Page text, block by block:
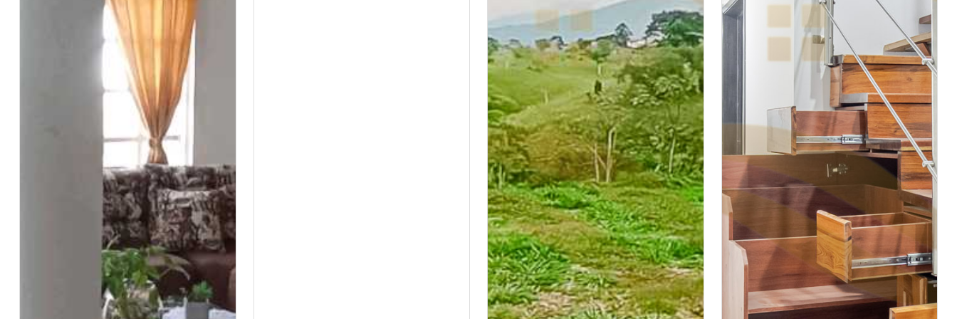
funcionalidad.otra gran ventaja de
este apartamento es que cuenta con
acceso garaje comunitario ( solo para
propietarios), para que puedas
estacionar tu vehículo de manera
segura y protegida. además, permite
mascotas, para que tu mejor amigo de
cuatro patas también sea parte de tu
hogar.en su interior, encontrarás una
cocina tipo americana, perfecta para
compartir en familia o con amigos
mientras cocinas deliciosos platillos.
también cuenta con baño auxiliar,
armarios empotrados en todas las
habitaciones, pisos de
cerámica/mármol y zona de
lavandería.este apartamento también
está equipado con servicios básicos
como electricidad, agua y gas
domiciliario, así como con internet y
comodidades en pocos minutos, una
combinación perfecta para aquellos
que buscan un lugar para descansar y
desconectar del ajetreo de la
ciudad.el terreno también cuenta con
acceso pavimentado, lo que facilita su
llegada y te asegura un buen
mantenimiento en todas las épocas
del año. además, una ventaja
adicional es su cercanía a un río o
arroyo, lo que le da un toque aún más
especial y relajante. poder disfrutar
de la naturaleza en tu propia
propiedad es algo que no tiene
precio.la ubicación de este terreno
también lo hace muy atractivo para el
turismo. la zona de quindío cuenta
con una gran oferta turística y este
terreno está cerca de las principales
atracciones, lo que lo convierte en
baños tienen acabados de calidad y se
encuentran en excelentes
condiciones. además, el apartamento
tiene agua, electricidad, gas
domiciliario y un hermoso suelo de
cerámica/mármol que le da un toque
elegante y moderno.también cuenta
con una zona de lavandería que
facilita la rutina diaria y una cocina
tipo americano, que permite la
interacción mientras se preparan
deliciosos platillos. este inmueble
también es perfecto para aquellos que
buscan una fuente adicional de
ingresos, ya que se permite el
hospedaje turístico y cuenta con
internet de alta velocidad. además, ha
sido reformado, lo que le da un
aspecto más moderno y
actualizado.este apartamento se